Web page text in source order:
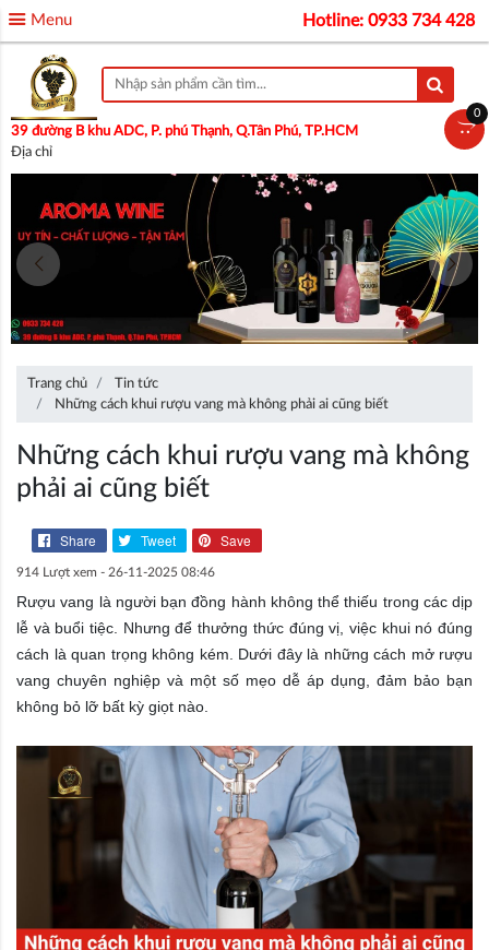
Menu Hotline: 0933 734 428
39 đường B khu ADC, P. phú Thạnh, Q.Tân Phú, TP.HCM
Địa chỉ
Trang chủ
Tin tức
Những cách khui rượu vang mà không phải ai cũng biết
Những cách khui rượu vang mà không
phải ai cũng biết
Share Tweet Save
914 Lượt xem - 26-11-2025 08:46
Rượu vang là người bạn đồng hành không thể thiếu trong các dịp
lễ và buổi tiệc. Nhưng để thưởng thức đúng vị, việc khui nó đúng
cách là quan trọng không kém. Dưới đây là những cách mở rượu
vang chuyên nghiệp và một số mẹo dễ áp dụng, đảm bảo bạn
không bỏ lỡ bất kỳ giọt nào.
0